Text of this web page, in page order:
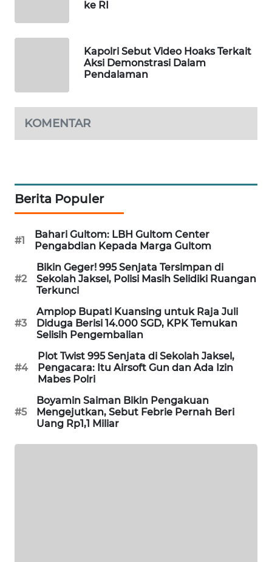
ke RI
Kapolri Sebut Video Hoaks Terkait
Aksi Demonstrasi Dalam
Pendalaman
KOMENTAR
Berita Populer
#1
Bahari Gultom: LBH Gultom Center
Pengabdian Kepada Marga Gultom
#2
Bikin Geger! 995 Senjata Tersimpan di
Sekolah Jaksel, Polisi Masih Selidiki Ruangan
Terkunci
#3
Amplop Bupati Kuansing untuk Raja Juli
Diduga Berisi 14.000 SGD, KPK Temukan
Selisih Pengembalian
#4
Plot Twist 995 Senjata di Sekolah Jaksel,
Pengacara: Itu Airsoft Gun dan Ada Izin
Mabes Polri
#5
Boyamin Saiman Bikin Pengakuan
Mengejutkan, Sebut Febrie Pernah Beri
Uang Rp1,1 Miliar
NEWS
GARONGGANG
FISUELRI
ID
ENERGI
NEWS
CILEUNGSI
NEWS
BERKAT
NEWS
BERAMPU
NEWS
ANUGERAH
NEWS